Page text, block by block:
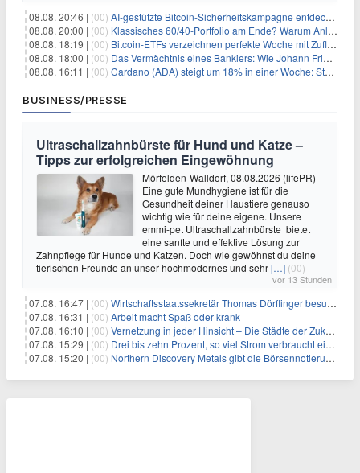
08.08. 20:46 | (00) AI-gestützte Bitcoin-Sicherheitskampagne entdeckt fast 5.000 Softwareprobleme in 390 Projekten
08.08. 20:00 | (00) Klassisches 60/40-Portfolio am Ende? Warum Anleger jetzt radikal umdenken müssen
08.08. 18:19 | (00) Bitcoin-ETFs verzeichnen perfekte Woche mit Zuflüssen auf 3-Monats-Hoch
08.08. 18:00 | (00) Das Vermächtnis eines Bankiers: Wie Johann Friedrich Städel sein Imperium unsterblich machte
08.08. 16:11 | (00) Cardano (ADA) steigt um 18% in einer Woche: Steht ein Kurs von $0,30 bevor?
BUSINESS/PRESSE
Ultraschallzahnbürste für Hund und Katze –
Tipps zur erfolgreichen Eingewöhnung
Mörfelden-Walldorf, 08.08.2026 (lifePR) -
Eine gute Mundhygiene ist für die
Gesundheit deiner Haustiere genauso
wichtig wie für deine eigene. Unsere
emmi-pet Ultraschallzahnbürste bietet
eine sanfte und effektive Lösung zur
Zahnpflege für Hunde und Katzen. Doch wie gewöhnst du deine
tierischen Freunde an unser hochmodernes und sehr[…] (00)
vor 13 Stunden
07.08. 16:47 | (00) Wirtschaftsstaatssekretär Thomas Dörflinger besucht Handwerksbetrieb im Kammerbezirk Freiburg
07.08. 16:31 | (00) Arbeit macht Spaß oder krank
07.08. 16:10 | (00) Vernetzung in jeder Hinsicht – Die Städte der Zukunft sind grün-blau
07.08. 15:29 | (00) Drei bis zehn Prozent, so viel Strom verbraucht ein Aufzug im Gebäude
07.08. 15:20 | (00) Northern Discovery Metals gibt die Börsennotierung an der Frankfurter Wertpapierbörse bekannt